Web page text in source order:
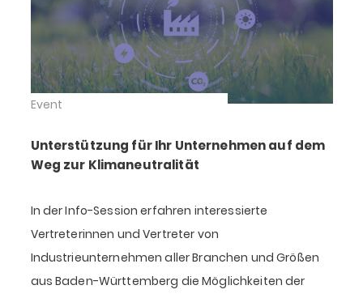
Event
Unterstützung für Ihr Unternehmen auf dem
Weg zur Klimaneutralität
In der Info-Session erfahren interessierte
Vertreterinnen und Vertreter von
Industrieunternehmen aller Branchen und Größen
aus Baden-Württemberg die Möglichkeiten der